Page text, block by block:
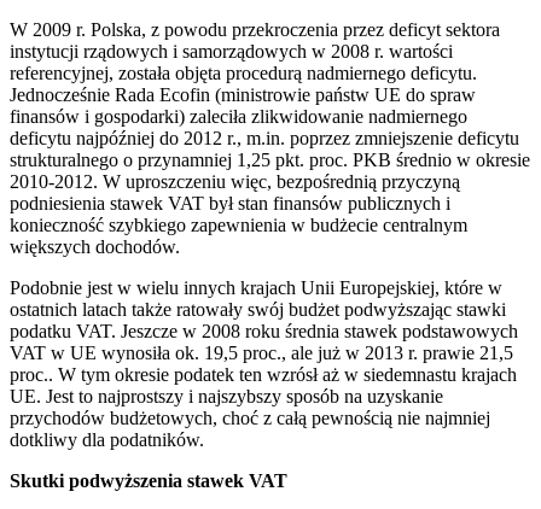
W 2009 r. Polska, z powodu przekroczenia przez deficyt sektora
instytucji rządowych i samorządowych w 2008 r. wartości
referencyjnej, została objęta procedurą nadmiernego deficytu.
Jednocześnie Rada Ecofin (ministrowie państw UE do spraw
finansów i gospodarki) zaleciła zlikwidowanie nadmiernego
deficytu najpóźniej do 2012 r., m.in. poprzez zmniejszenie deficytu
strukturalnego o przynamniej 1,25 pkt. proc. PKB średnio w okresie
2010-2012. W uproszczeniu więc, bezpośrednią przyczyną
podniesienia stawek VAT był stan finansów publicznych i
konieczność szybkiego zapewnienia w budżecie centralnym
większych dochodów.
Podobnie jest w wielu innych krajach Unii Europejskiej, które w
ostatnich latach także ratowały swój budżet podwyższając stawki
podatku VAT. Jeszcze w 2008 roku średnia stawek podstawowych
VAT w UE wynosiła ok. 19,5 proc., ale już w 2013 r. prawie 21,5
proc.. W tym okresie podatek ten wzrósł aż w siedemnastu krajach
UE. Jest to najprostszy i najszybszy sposób na uzyskanie
przychodów budżetowych, choć z całą pewnością nie najmniej
dotkliwy dla podatników.
Skutki podwyższenia stawek VAT